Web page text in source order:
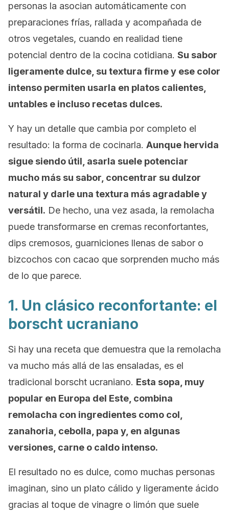
personas la asocian automáticamente con
preparaciones frías, rallada y acompañada de
otros vegetales, cuando en realidad tiene
potencial dentro de la cocina cotidiana. Su sabor
ligeramente dulce, su textura firme y ese color
intenso permiten usarla en platos calientes,
untables e incluso recetas dulces.
Y hay un detalle que cambia por completo el
resultado: la forma de cocinarla. Aunque hervida
sigue siendo útil, asarla suele potenciar
mucho más su sabor, concentrar su dulzor
natural y darle una textura más agradable y
versátil. De hecho, una vez asada, la remolacha
puede transformarse en cremas reconfortantes,
dips cremosos, guarniciones llenas de sabor o
bizcochos con cacao que sorprenden mucho más
de lo que parece.
1. Un clásico reconfortante: el
borscht ucraniano
Si hay una receta que demuestra que la remolacha
va mucho más allá de las ensaladas, es el
tradicional borscht ucraniano. Esta sopa, muy
popular en Europa del Este, combina
remolacha con ingredientes como col,
zanahoria, cebolla, papa y, en algunas
versiones, carne o caldo intenso.
El resultado no es dulce, como muchas personas
imaginan, sino un plato cálido y ligeramente ácido
gracias al toque de vinagre o limón que suele